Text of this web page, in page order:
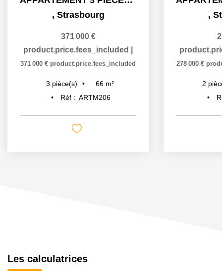
, Strasbourg
371 000 €
product.price.fees_included
371 000 € product.price.fees_included
3 pièce(s) 66 m²
Réf : ARTM206
,
278 000 €
2
Les calculatrices